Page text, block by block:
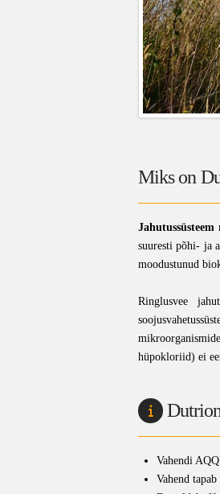
Miks on
Jahutussüsteem
suuresti põhi- ja
moodustunud
Ringlusvee
hüpokloriid) ei
Vahendi
Vahend